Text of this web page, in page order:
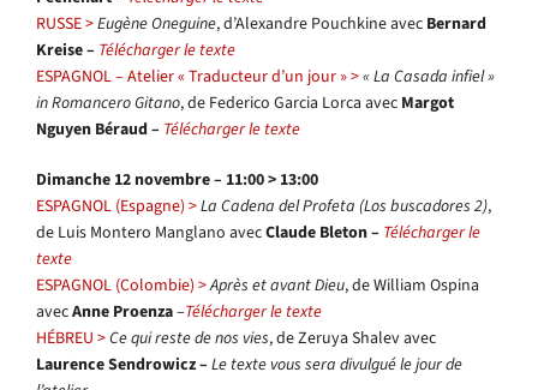
RUSSE >Eugène Oneguine, d’Alexandre Pouchkine avec Bernard
Kreise – Télécharger le texte
ESPAGNOL – Atelier « Traducteur d’un jour » >« La Casada infiel »
in Romancero Gitano, de Federico Garcia Lorca avec Margot
Nguyen Béraud – Télécharger le texte
Dimanche 12 novembre – 11:00 > 13:00
ESPAGNOL (Espagne) >La Cadena del Profeta (Los buscadores 2),
de Luis Montero Manglano avecClaude Bleton – Télécharger le
texte
ESPAGNOL (Colombie) >Après et avant Dieu, de William Ospina
avecAnne Proenza–Télécharger le texte
HÉBREU >Ce qui reste de nos vies, de Zeruya Shalev avec
Laurence Sendrowicz –Le texte vous sera divulgué le jour de